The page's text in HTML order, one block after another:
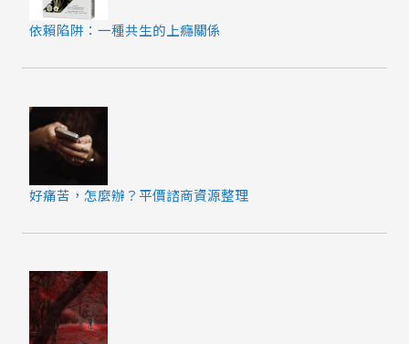
依賴陷阱：一種共生的上癮關係
好痛苦，怎麼辦？平價諮商資源整理